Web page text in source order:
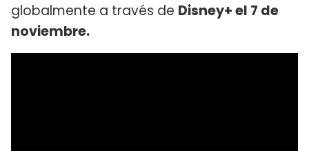
globalmente a través de Disney+ el 7 de
noviembre.